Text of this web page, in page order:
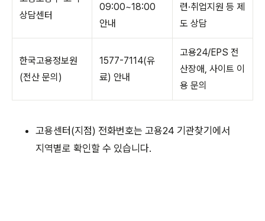
상담센터
09:00~18:00
안내
련·취업지원 등 제
도 상담
한국고용정보원
(전산 문의)
1577-7114(유
료) 안내
고용24/EPS 전
산장애, 사이트 이
용 문의
고용센터(지점) 전화번호는 고용24 기관찾기에서
지역별로 확인할 수 있습니다.